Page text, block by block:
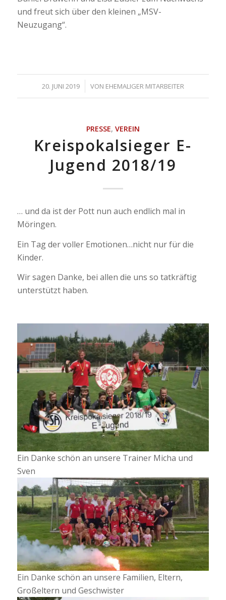
und freut sich über den kleinen „MSV-
Neuzugang“.
20. JUNI 2019
/ VON EHEMALIGER MITARBEITER
PRESSE, VEREIN
Kreispokalsieger E-
Jugend 2018/19
… und da ist der Pott nun auch endlich mal in
Möringen.
Ein Tag der voller Emotionen…nicht nur für die
Kinder.
Wir sagen Danke, bei allen die uns so tatkräftig
unterstützt haben.
Ein Danke schön an unsere Trainer Micha und
Sven
Ein Danke schön an unsere Familien, Eltern,
Großeltern und Geschwister